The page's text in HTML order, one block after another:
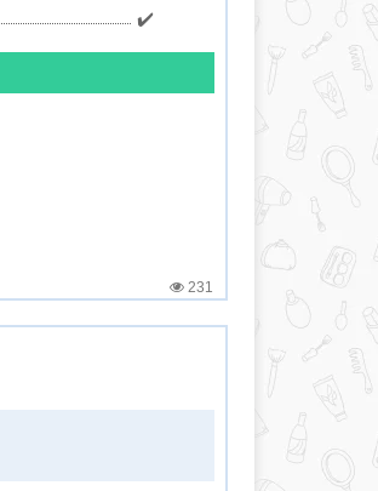
✔️
231